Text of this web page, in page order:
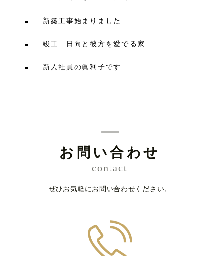
新築工事始まりました
竣工 日向と彼方を愛でる家
新入社員の眞利子です
お問い合わせ
contact
ぜひお気軽にお問い合わせください。